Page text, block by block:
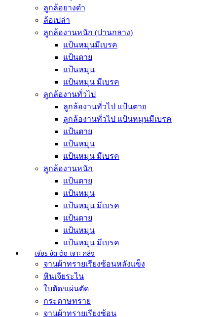
ลูกล้อยางดำ
ล้อเปล่า
ลูกล้องานหนัก (ปานกลาง)
แป้นหมุนมีเบรค
แป้นตาย
แป้นหมุน
แป้นหมุน มีเบรค
ลูกล้องานทั่วไป
ลูกล้องานทั่วไป เเป้นตาย
ลูกล้องานทั่วไป เเป้นหมุนมีเบรค
แป้นตาย
แป้นหมุน
แป้นหมุน มีเบรค
ลูกล้องานหนัก
เเป้นตาย
เเป้นหมุน
เเป้นหมุน มีเบรค
แป้นตาย
แป้นหมุน
แป้นหมุน มีเบรค
เจียร ขัด ตัด เจาะ กลึง
จานผ้าทรายเรียงซ้อนหลังแข็ง
หินเจียระไน
ใบตัด/แผ่นตัด
กระดาษทราย
จานผ้าทรายเรียงซ้อน